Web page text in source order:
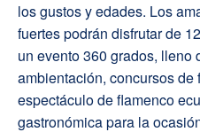
los gustos y edades. Los
fuertes podrán disfrutar de
un evento 360 grados, lleno
ambientación, concursos
espectáculo de flamenco
gastronómica para la